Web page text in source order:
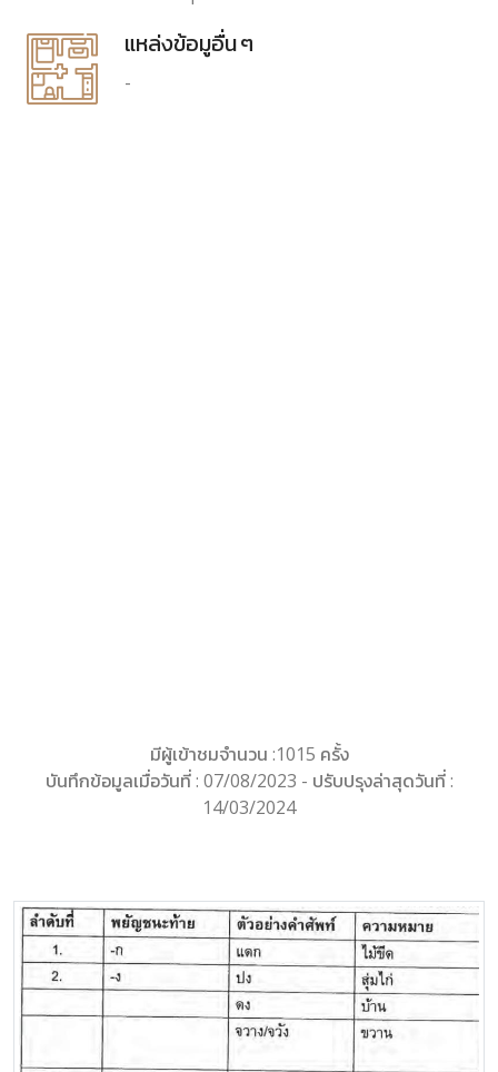
แหล่งข้อมูอื่น ๆ
-
มีผู้เข้าชมจำนวน :1015 ครั้ง
บันทึกข้อมูลเมื่อวันที่ : 07/08/2023 - ปรับปรุงล่าสุดวันที่ :
14/03/2024